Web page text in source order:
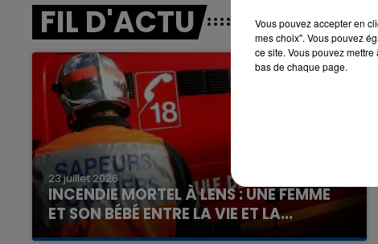
FIL D'ACTU
23 juillet 2026
INCENDIE MORTEL À LENS : UNE FEMME
ET SON BÉBÉ ENTRE LA VIE ET LA...
Un homme s'est immolé par le feu après avoir
Vous pouvez accepter en
mes choix". Vous pouvez
ce site. Vous pouvez
bas de chaque page.